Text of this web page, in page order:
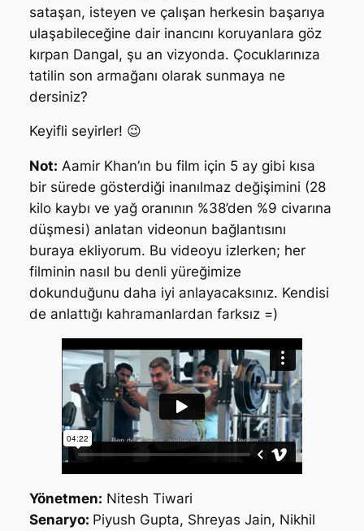
sataşan, isteyen ve çalışan herkesin başarıya
ulaşabileceğine dair inancını koruyanlara göz
kırpan Dangal, şu an vizyonda. Çocuklarınıza
tatilin son armağanı olarak sunmaya ne
dersiniz?
Keyifli seyirler! 😉
Not: Aamir Khan’ın bu film için 5 ay gibi kısa
bir sürede gösterdiği inanılmaz değişimini (28
kilo kaybı ve yağ oranının %38’den %9 civarına
düşmesi) anlatan videonun bağlantısını
buraya ekliyorum. Bu videoyu izlerken; her
filminin nasıl bu denli yüreğimize
dokunduğunu daha iyi anlayacaksınız. Kendisi
de anlattığı kahramanlardan farksız =)
Yönetmen: Nitesh Tiwari
Senaryo: Piyush Gupta, Shreyas Jain, Nikhil